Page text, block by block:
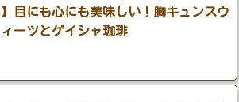
】目にも心にも美味しい！胸キュンスウ
ィーツとゲイシャ珈琲